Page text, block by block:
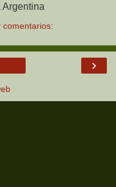
Argentina
comentarios:
›